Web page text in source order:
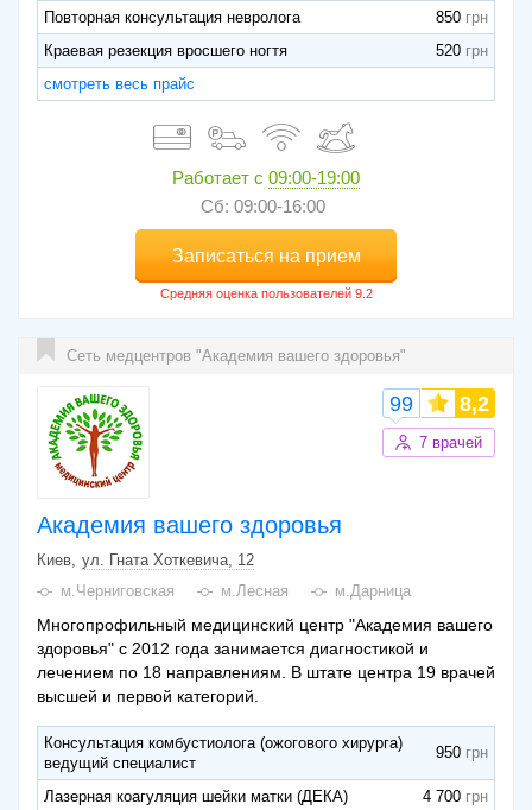
Повторная консультация невролога
850
Краевая резекция вросшего ногтя
520
смотреть весь прайс
Работает с 09:00-19:00
Сб: 09:00-16:00
Записаться на прием
Cеть медцентров "Академия вашего здоровья"
Академия вашего здоровья
99 8,2
7 врачей
Киев ул. Гната Хоткевича, 12
м.Черниговская
м.Лесная м.Дарница
Многопрофильный медицинский центр "Академия вашего
здоровья" с 2012 года занимается диагностикой и
лечением по 18 направлениям. В штате центра 19 врачей
высшей и первой категорий.
Консультация комбустиолога (ожогового хирурга)
ведущий специалист
950
Лазерная коагуляция шейки матки (ДЕКА)
4 700